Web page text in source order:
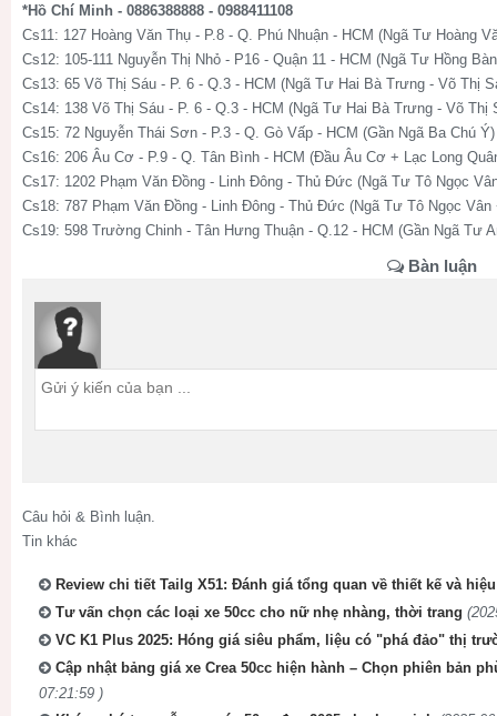
*Hồ Chí Minh - 0886388888 - 0988411108
Cs11: 127 Hoàng Văn Thụ - P.8 - Q. Phú Nhuận - HCM (Ngã Tư Hoàng
Cs12: 105-111 Nguyễn Thị Nhỏ - P16 - Quận 11 - HCM (Ngã Tư Hồng
Cs13: 65 Võ Thị Sáu - P. 6 - Q.3 - HCM (Ngã Tư Hai Bà Trưng - Võ Thị
Cs14: 138 Võ Thị Sáu - P. 6 - Q.3 - HCM (Ngã Tư Hai Bà Trưng - Võ Thị
Cs15: 72 Nguyễn Thái Sơn - P.3 - Q. Gò Vấp - HCM (Gần Ngã Ba Chú Ý)
Cs16: 206 Âu Cơ - P.9 - Q. Tân Bình - HCM (Đầu Âu Cơ + Lạc Long
Cs17: 1202 Phạm Văn Đồng - Linh Đông - Thủ Đức (Ngã Tư Tô Ngọc
Cs18: 787 Phạm Văn Đồng - Linh Đông - Thủ Đức (Ngã Tư Tô Ngọc Vân
Cs19: 598 Trường Chinh - Tân Hưng Thuận - Q.12 - HCM (Gần Ngã Tư
Bàn luận
Câu hỏi & Bình luận.
Tin khác
Review chi tiết Tailg X51: Đánh giá tổng quan về thiết kế và
Tư vấn chọn các loại xe 50cc cho nữ nhẹ nhàng, thời trang
VC K1 Plus 2025: Hóng giá siêu phẩm, liệu có "phá đảo" thị
Cập nhật bảng giá xe Crea 50cc hiện hành – Chọn phiên bản
07:21:59 )